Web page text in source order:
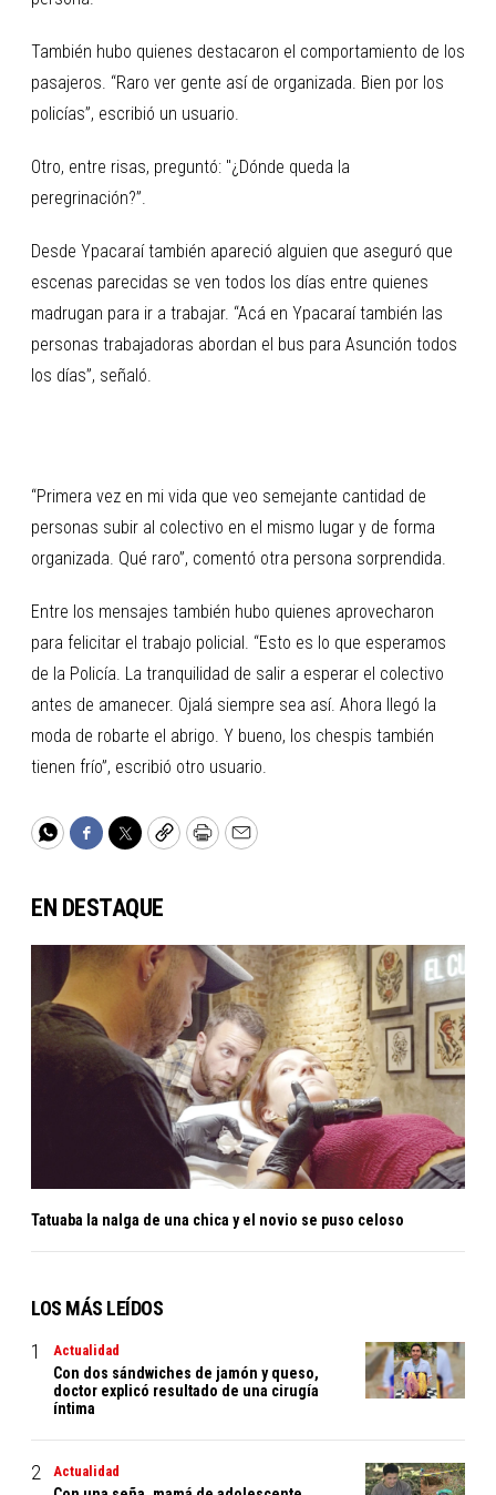
También hubo quienes destacaron el comportamiento de los
pasajeros. “Raro ver gente así de organizada. Bien por los
policías”, escribió un usuario.
Otro, entre risas, preguntó: "¿Dónde queda la
peregrinación?”.
Desde Ypacaraí también apareció alguien que aseguró que
escenas parecidas se ven todos los días entre quienes
madrugan para ir a trabajar. “Acá en Ypacaraí también las
personas trabajadoras abordan el bus para Asunción todos
los días”, señaló.
“Primera vez en mi vida que veo semejante cantidad de
personas subir al colectivo en el mismo lugar y de forma
organizada. Qué raro”, comentó otra persona sorprendida.
Entre los mensajes también hubo quienes aprovecharon
para felicitar el trabajo policial. “Esto es lo que esperamos
de la Policía. La tranquilidad de salir a esperar el colectivo
antes de amanecer. Ojalá siempre sea así. Ahora llegó la
moda de robarte el abrigo. Y bueno, los chespis también
tienen frío”, escribió otro usuario.
WhatsApp
Facebook
TwitterCopyPrintEmail
EN DESTAQUE
Tatuaba la nalga de una chica y el novio se puso celoso
LOS MÁS LEÍDOS
Actualidad
Con dos sándwiches de jamón y queso,
doctor explicó resultado de una cirugía
íntima
Actualidad